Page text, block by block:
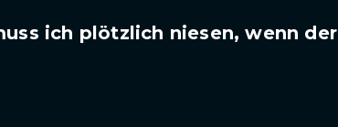
ich plötzlich niesen, wenn der